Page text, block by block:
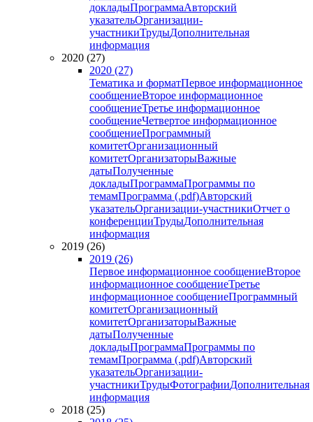
докладыПрограммаАвторский
указательОрганизации-
участникиТрудыДополнительная
информация
2020 (27)
2020 (27)
Тематика и форматПервое информационное
сообщениеВторое информационное
сообщениеТретье информационное
сообщениеЧетвертое информационное
сообщениеПрограммный
комитетОрганизационный
комитетОрганизаторыВажные
датыПолученные
докладыПрограммаПрограммы по
темамПрограмма (.pdf)Авторский
указательОрганизации-участникиОтчет о
конференцииТрудыДополнительная
информация
2019 (26)
2019 (26)
Первое информационное сообщениеВторое
информационное сообщениеТретье
информационное сообщениеПрограммный
комитетОрганизационный
комитетОрганизаторыВажные
датыПолученные
докладыПрограммаПрограммы по
темамПрограмма (.pdf)Авторский
указательОрганизации-
участникиТрудыФотографииДополнительная
информация
2018 (25)